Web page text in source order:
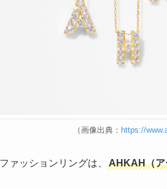
（画像出典： https://
ァッションリングは、 AHKAH（ア